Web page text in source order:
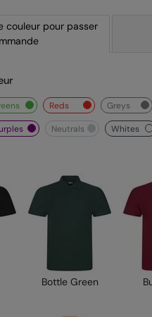
couleur pour passer
reds greys
neutrals whites
Bottle Green